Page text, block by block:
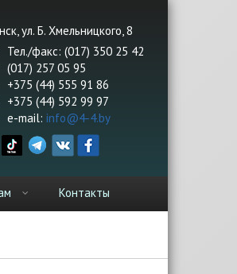
ул. Б. Хмельницкого, 8
Тел./факс: (017) 350 25 42
(017) 257 05 95
+375 (44) 555 91 86
+375 (44) 592 99 97
e-mail: info@4-4.by
Контакты